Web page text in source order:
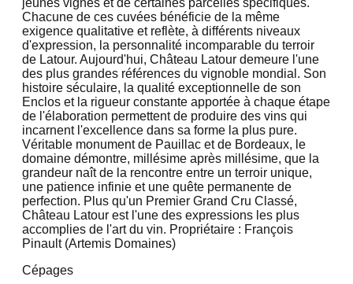
Chacune de ces cuvées bénéficie de la même
exigence qualitative et reflète, à différents niveaux
d'expression, la personnalité incomparable du terroir
de Latour. Aujourd'hui, Château Latour demeure l'une
des plus grandes références du vignoble mondial. Son
histoire séculaire, la qualité exceptionnelle de son
Enclos et la rigueur constante apportée à chaque étape
de l'élaboration permettent de produire des vins qui
incarnent l'excellence dans sa forme la plus pure.
Véritable monument de Pauillac et de Bordeaux, le
domaine démontre, millésime après millésime, que la
grandeur naît de la rencontre entre un terroir unique,
une patience infinie et une quête permanente de
perfection. Plus qu'un Premier Grand Cru Classé,
Château Latour est l'une des expressions les plus
accomplies de l'art du vin. Propriétaire : François
Pinault (Artemis Domaines)
Cépages